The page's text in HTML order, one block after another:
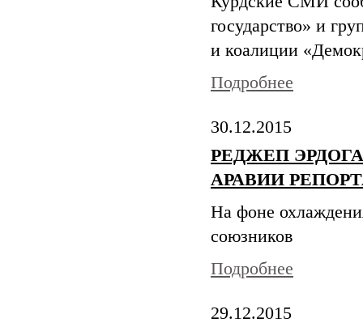
государство» и
и коалиции
Подробнее
30.12.2015
РЕДЖЕП
АРАВИИ
На фоне
союзников
Подробнее
29.12.2015